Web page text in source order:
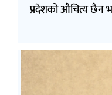
प्रदेशको औचित्य छैन